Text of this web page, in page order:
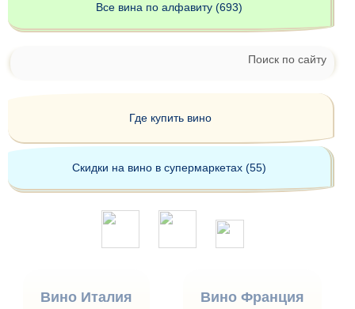
Все вина по алфавиту (693)
Поиск по сайту
Где купить вино
Скидки на вино в супермаркетах (55)
Вино Италия Вино Франция